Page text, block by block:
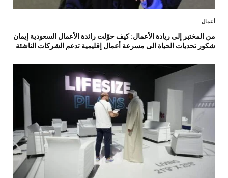
أعمال
من المختبر إلى ريادة الأعمال: كيف حوّلت رائدة الأعمال السعودية إيمان
شكور تحديات الحياة الى مسرعة أعمال إقليمية تدعم الشركات الناشئة